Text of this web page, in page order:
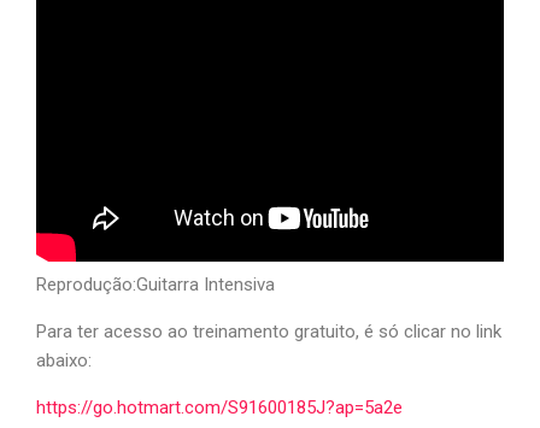
Reprodução:Guitarra Intensiva
Para ter acesso ao treinamento gratuito, é só clicar no link
abaixo:
https://go.hotmart.com/S91600185J?ap=5a2e